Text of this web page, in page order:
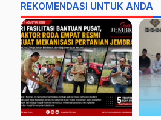
REKOMENDASI UNTUK ANDA